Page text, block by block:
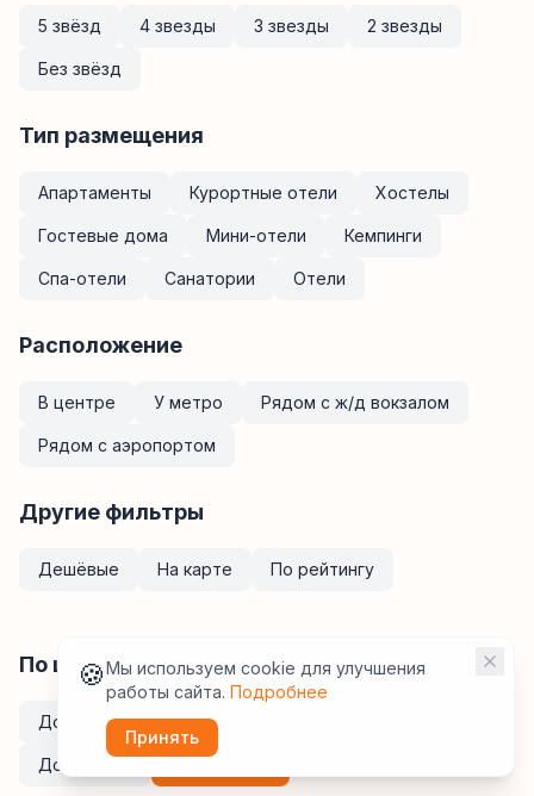
5 звёзд 4 звезды 3 звезды 2 звезды
Без звёзд
Тип размещения
Апартаменты Курортные отели Хостелы
Гостевые дома Мини-отели Кемпинги
Спа-отели Санатории Отели
Расположение
В центре У метро Рядом с ж/д вокзалом
Рядом с аэропортом
Другие фильтры
Дешёвые На карте По рейтингу
По цене за ночь
До 2 000₽ До3 000
До
🍪Мы используем cookie для улучшения
работы сайта. Подробнее
Принять